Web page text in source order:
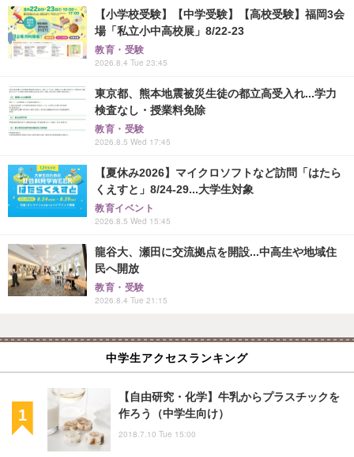
【小学校受験】【中学受験】【高校受験】福岡3会
場「私立小中高校展」8/22-23
教育・受験
2026.8.4 Tue 23:45
東京都、熊本地震被災生徒の都立高受入れ...学力
検査なし・授業料免除
教育・受験
2026.8.5 Wed 17:45
【夏休み2026】マイクロソフトなど訪問「はたら
くえすと」8/24-29...大学生対象
教育イベント
2026.8.5 Wed 15:45
龍谷大、瀬田に交流拠点を開設...中高生や地域住
民へ開放
教育・受験
2026.8.4 Tue 21:15
中学生アクセスランキング
【自由研究・化学】牛乳からプラスチックを
作ろう（中学生向け）
2018.7.10 Tue 15:00